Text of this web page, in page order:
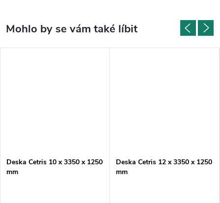
Deska Cetris 10 x 3350 x 1250
mm
Deska Cetris 12 x 3350 x 1250
mm